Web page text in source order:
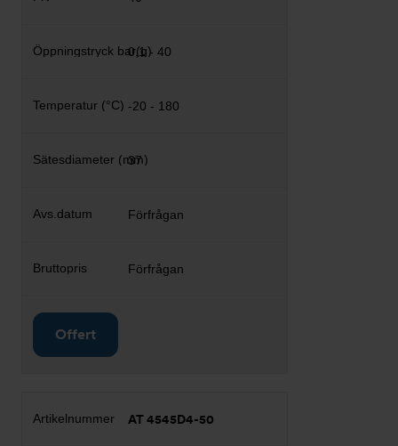
0,1 - 40
-20 - 180
37
Förfrågan
Förfrågan
Offert
AT 4545D4-50